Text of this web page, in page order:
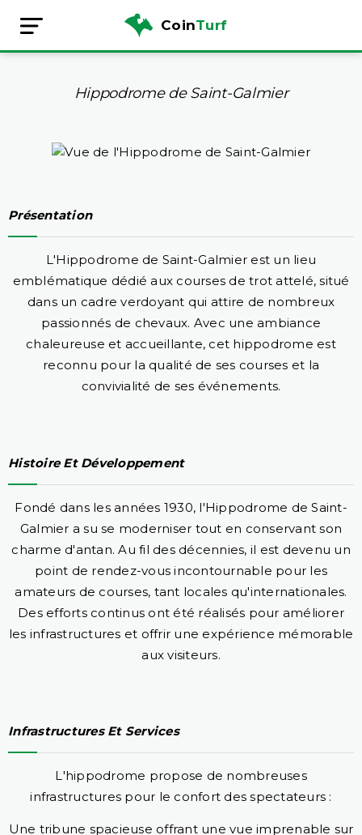
CoinTurf
Hippodrome de Saint-Galmier
Présentation
L'Hippodrome de Saint-Galmier est un lieu
emblématique dédié aux courses de trot attelé, situé
dans un cadre verdoyant qui attire de nombreux
passionnés de chevaux. Avec une ambiance
chaleureuse et accueillante, cet hippodrome est
reconnu pour la qualité de ses courses et la
convivialité de ses événements.
Histoire Et Développement
Fondé dans les années 1930, l'Hippodrome de Saint-
Galmier a su se moderniser tout en conservant son
charme d'antan. Au fil des décennies, il est devenu un
point de rendez-vous incontournable pour les
amateurs de courses, tant locales qu'internationales.
Des efforts continus ont été réalisés pour améliorer
les infrastructures et offrir une expérience mémorable
aux visiteurs.
Infrastructures Et Services
L'hippodrome propose de nombreuses
infrastructures pour le confort des spectateurs :
Une tribune spacieuse offrant une vue imprenable sur